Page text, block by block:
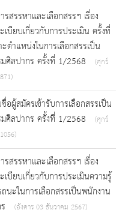
สรรหาและเลือกสรรฯ เรื่อง
บียบเกี่ยวกับการประเมิน ครั้งที่
ตำแหน่งในการเลือกสรรเป็น
ศิลปากร ครั้งที่ 1/2568
(ศุกร์
ผู้สมัครเข้ารับการเลือกสรรเป็น
ศิลปากร ครั้งที่ 1/2568
(ศุกร์
สรรหาและเลือกสรรฯ เรื่อง
บียบเกี่ยวกับการประเมินความรู้
ะในการเลือกสรรเป็นพนักงาน
(อังคาร 03 ธันวาคม 2567)